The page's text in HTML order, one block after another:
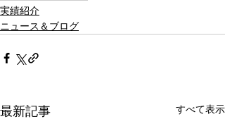
実績紹介
ニュース＆ブログ
最新記事 すべて表示